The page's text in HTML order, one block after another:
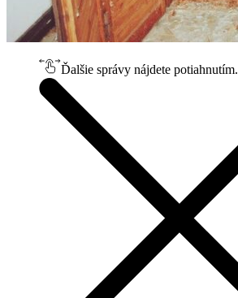
Ďalšie správy nájdete potiahnutím.